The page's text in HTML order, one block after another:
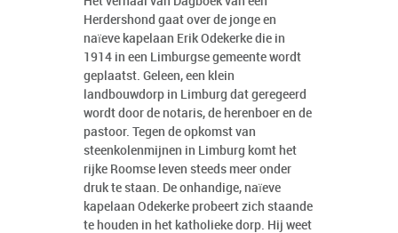
Herdershond gaat over de jonge en
naïeve kapelaan Erik Odekerke die in
1914 in een Limburgse gemeente wordt
geplaatst. Geleen, een klein
landbouwdorp in Limburg dat geregeerd
wordt door de notaris, de herenboer en de
pastoor. Tegen de opkomst van
steenkolenmijnen in Limburg komt het
rijke Roomse leven steeds meer onder
druk te staan. De onhandige, naïeve
kapelaan Odekerke probeert zich staande
te houden in het katholieke dorp. Hij weet